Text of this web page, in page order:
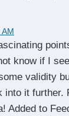
know if I
validity
into it further.
Added to